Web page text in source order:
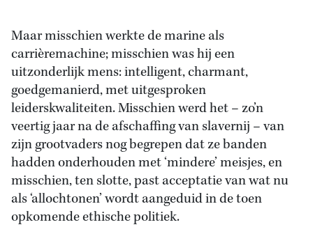
Maar misschien werkte de marine als
carrièremachine; misschien was hij een
uitzonderlijk mens: intelligent, charmant,
goedgemanierd, met uitgesproken
leiderskwaliteiten. Misschien werd het – zo’n
veertig jaar na de afschaffing van slavernij – van
zijn grootvaders nog begrepen dat ze banden
hadden onderhouden met ‘mindere’ meisjes, en
misschien, ten slotte, past acceptatie van wat nu
als ‘allochtonen’ wordt aangeduid in de toen
opkomende ethische politiek.